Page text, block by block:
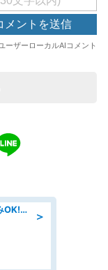
＞
製造派遣スタッフの募集!寮住み込みOK!カーエアコンの検査業務 denso aichi